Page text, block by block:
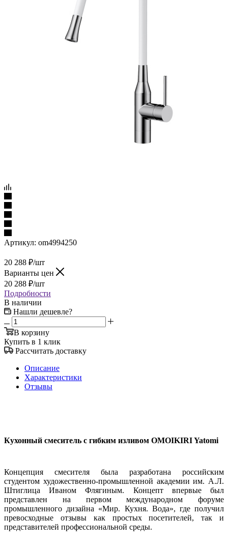
Артикул: om4994250
20 288 ₽/шт
Варианты цен
20 288 ₽/шт
Подробности
В наличии
Нашли дешевле?
В корзину
Купить в 1 клик
Рассчитать доставку
Описание
Характеристики
Отзывы
Кухонный смеситель с гибким изливом OMOIKIRI Yatomi
Концепция смесителя была разработана российским
студентом художественно-промышленной академии им. А.Л.
Штиглица Иваном Флягиным. Концепт впервые был
представлен на первом международном форуме
промышленного дизайна «Мир. Кухня. Вода», где получил
превосходные отзывы как простых посетителей, так и
представителей профессиональной среды.